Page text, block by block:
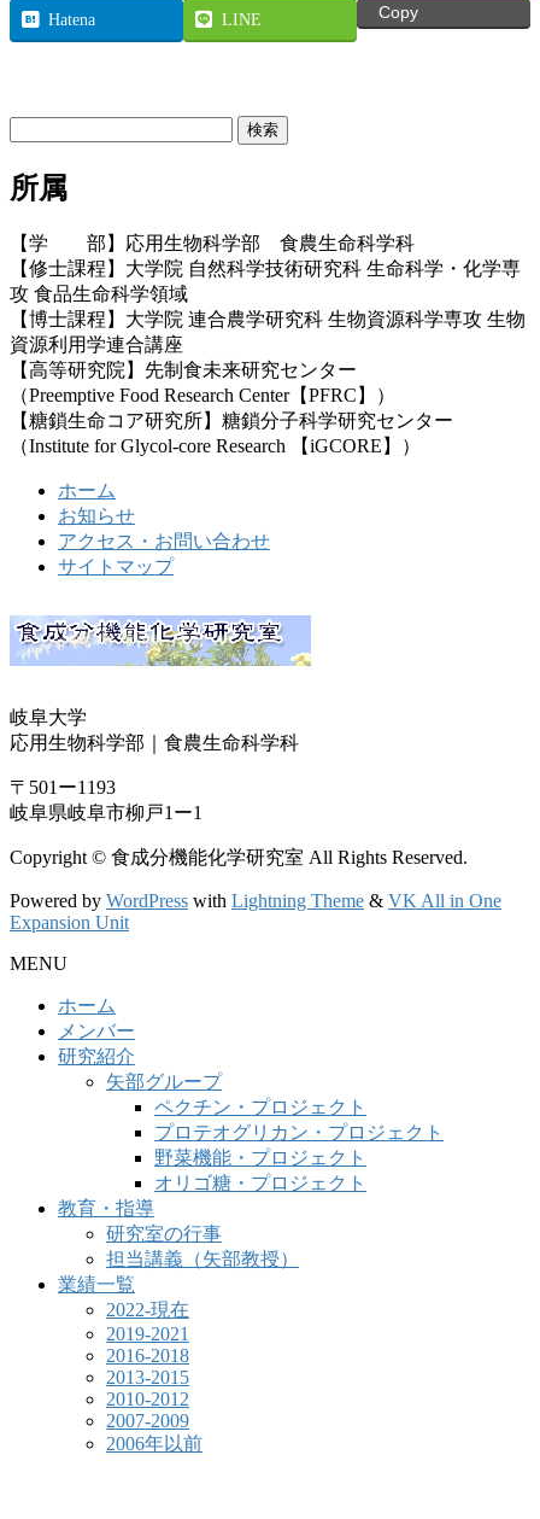
Hatena LINE Copy
所属
【学 部】応用生物科学部 食農生命科学科
【修士課程】大学院 自然科学技術研究科 生命科学・化学専
攻 食品生命科学領域
【博士課程】大学院 連合農学研究科 生物資源科学専攻 生物
資源利用学連合講座
【高等研究院】先制食未来研究センター
（Preemptive Food Research Center【PFRC】）
【糖鎖生命コア研究所】糖鎖分子科学研究センター
（Institute for Glycol-core Research 【iGCORE】）
ホーム
お知らせ
アクセス・お問い合わせ
サイトマップ
岐阜大学
応用生物科学部｜食農生命科学科
〒501ー1193
岐阜県岐阜市柳戸1ー1
Copyright © 食成分機能化学研究室 All Rights Reserved.
Powered by WordPress with Lightning Theme & VK All in One
Expansion Unit
MENU
ホーム
メンバー
研究紹介
矢部グループ
ペクチン・プロジェクト
プロテオグリカン・プロジェクト
野菜機能・プロジェクト
オリゴ糖・プロジェクト
教育・指導
研究室の行事
担当講義（矢部教授）
業績一覧
2022-現在
2019-2021
2016-2018
2013-2015
2010-2012
2007-2009
2006年以前